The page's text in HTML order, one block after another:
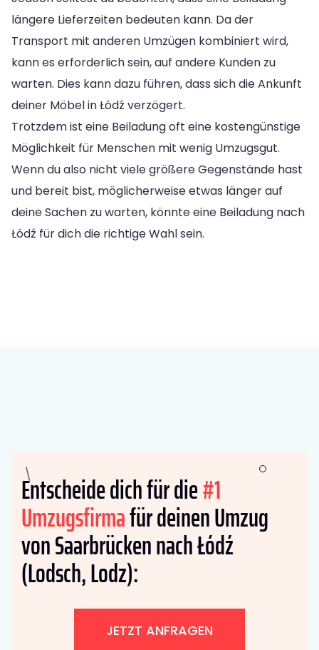
längere Lieferzeiten bedeuten kann. Da der
Transport mit anderen Umzügen kombiniert wird,
kann es erforderlich sein, auf andere Kunden zu
warten. Dies kann dazu führen, dass sich die Ankunft
deiner Möbel in Łódź verzögert.
Trotzdem ist eine Beiladung oft eine kostengünstige
Möglichkeit für Menschen mit wenig Umzugsgut.
Wenn du also nicht viele größere Gegenstände hast
und bereit bist, möglicherweise etwas länger auf
deine Sachen zu warten, könnte eine Beiladung nach
Łódź für dich die richtige Wahl sein.
Entscheide dich für die#1
Umzugsfirmafür deinen Umzug
von Saarbrücken nach Łódź
(Lodsch, Lodz):
JETZT ANFRAGEN